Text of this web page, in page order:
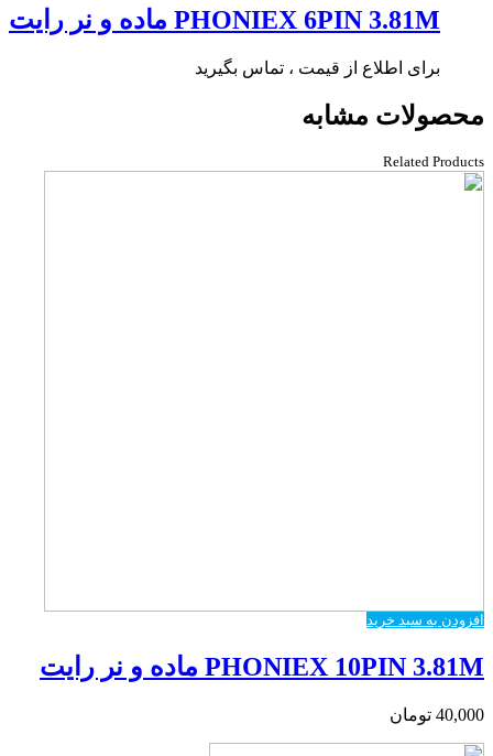
PHONIEX 6PIN 3.81M ماده و نر رایت
برای اطلاع از قیمت ، تماس بگیرید
محصولات مشابه
Related Products
افزودن به سبد خرید
PHONIEX 10PIN 3.81M ماده و نر رایت
40,000 تومان